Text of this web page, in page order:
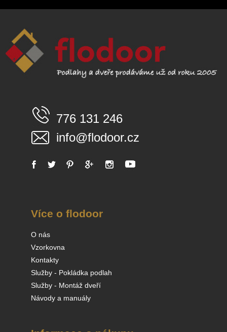
776 131 246
info@flodoor.cz
Více o flodoor
O nás
Vzorkovna
Kontakty
Služby - Pokládka podlah
Služby - Montáž dveří
Návody a manuály